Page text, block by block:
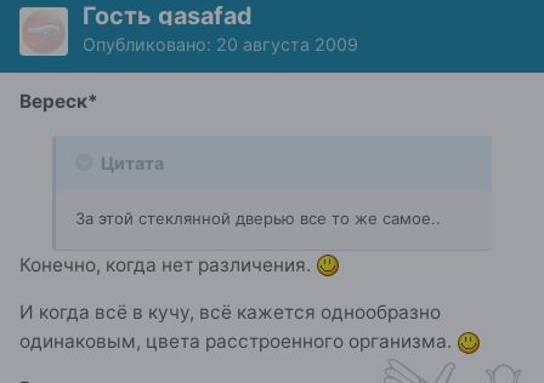
Гость gasafad
Опубликовано: 20 августа 2009
Вереск*
Цитата
За этой стеклянной дверью все то же самое..
Конечно, когда нет различения.
И когда всё в кучу, всё кажется однообразно
одинаковым, цвета расстроенного организма.